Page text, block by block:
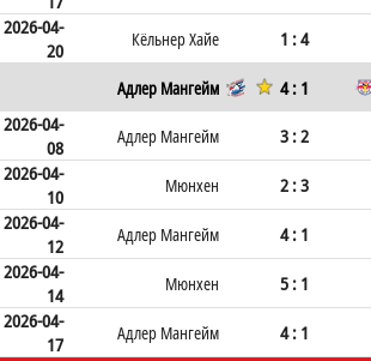
2026-04-
20
Кёльнер Хайе 1 : 4
Адлер Мангейм 4 : 1
2026-04-
08
Адлер Мангейм 3 : 2
2026-04-
10
Мюнхен 2 : 3
2026-04-
12
Адлер Мангейм 4 : 1
2026-04-
14
Мюнхен 5 : 1
2026-04-
17
Адлер Мангейм 4 : 1